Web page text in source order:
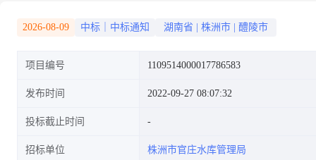
2026-08-09 中标｜中标通知 湖南省 株洲市 醴陵市
项目编号 1109514000017786583
发布时间 2022-09-27 08:07:32
投标截止时间
招标单位 株洲市官庄水库管理局